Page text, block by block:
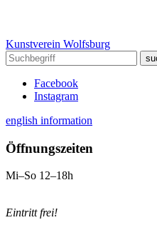
Kunstverein Wolfsburg
Facebook
Instagram
english information
Öffnungszeiten
Mi–So 12–18h
Eintritt frei!